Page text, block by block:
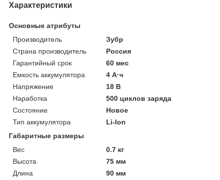
Характеристики
Основные атрибуты
Производитель
Зубр
Страна производитель
Россия
Гарантийный срок
60 мес
Емкость аккумулятора
4 А·ч
Напряжение
18 В
Наработка
500 циклов заряда
Состояние
Новое
Тип аккумулятора
Li-Ion
Габаритные размеры
Вес
0.7 кг
Высота
75 мм
Длина
90 мм